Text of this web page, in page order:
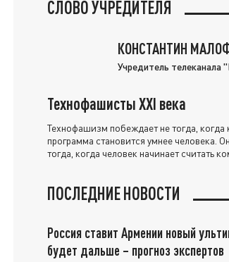
СЛОВО УЧРЕДИТЕЛЯ
КОНСТАНТИН
Учредитель телеканала
Технофашисты XXI века
Технофашизм побеждает не тогда, когда
программа становится умнее человека.
тогда, когда человек начинает считать
ПОСЛЕДНИЕ НОВОСТИ
Россия ставит Армении новый
будет дальше – прогноз экспертов